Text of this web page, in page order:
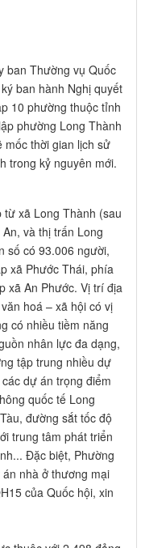
ban Thường vụ Quốc
ban hành Nghị quyết
10 phường thuộc tỉnh
phường Long Thành
thời gian lịch sử
trong kỷ nguyên mới.
xã Long Thành (sau
và thị trấn Long
số có 93.006 người,
xã Phước Thái, phía
xã An Phước. Vị trí địa
hoá – xã hội có vị
có nhiều tiềm năng
nhân lực đa dạng,
tập trung nhiều dự
dự án trọng điểm
quốc tế Long
đường sắt tốc độ
trung tâm phát triển
Đặc biệt, Phường
nhà ở thương mại
của Quốc hội, xin